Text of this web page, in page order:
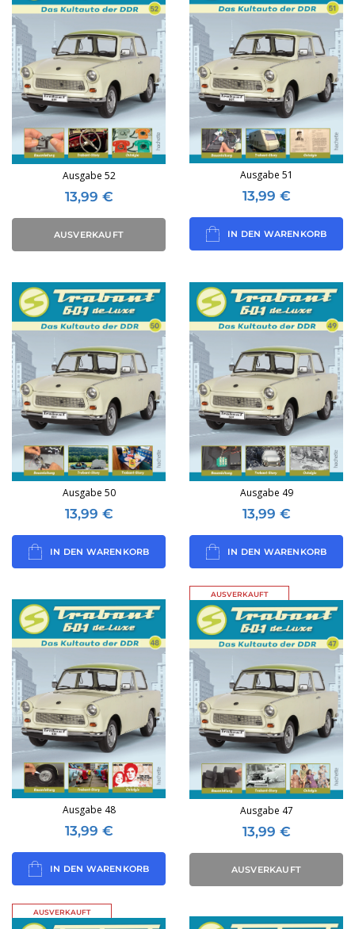
Ausgabe 52
13,99 €
AUSVERKAUFT
Ausgabe 51
13,99 €
IN DEN WARENKORB
Ausgabe 50
13,99 €
IN DEN WARENKORB
Ausgabe 49
13,99 €
IN DEN WARENKORB
Ausgabe 48
13,99 €
IN DEN WARENKORB
AUSVERKAUFT
Ausgabe 47
13,99 €
AUSVERKAUFT
AUSVERKAUFT